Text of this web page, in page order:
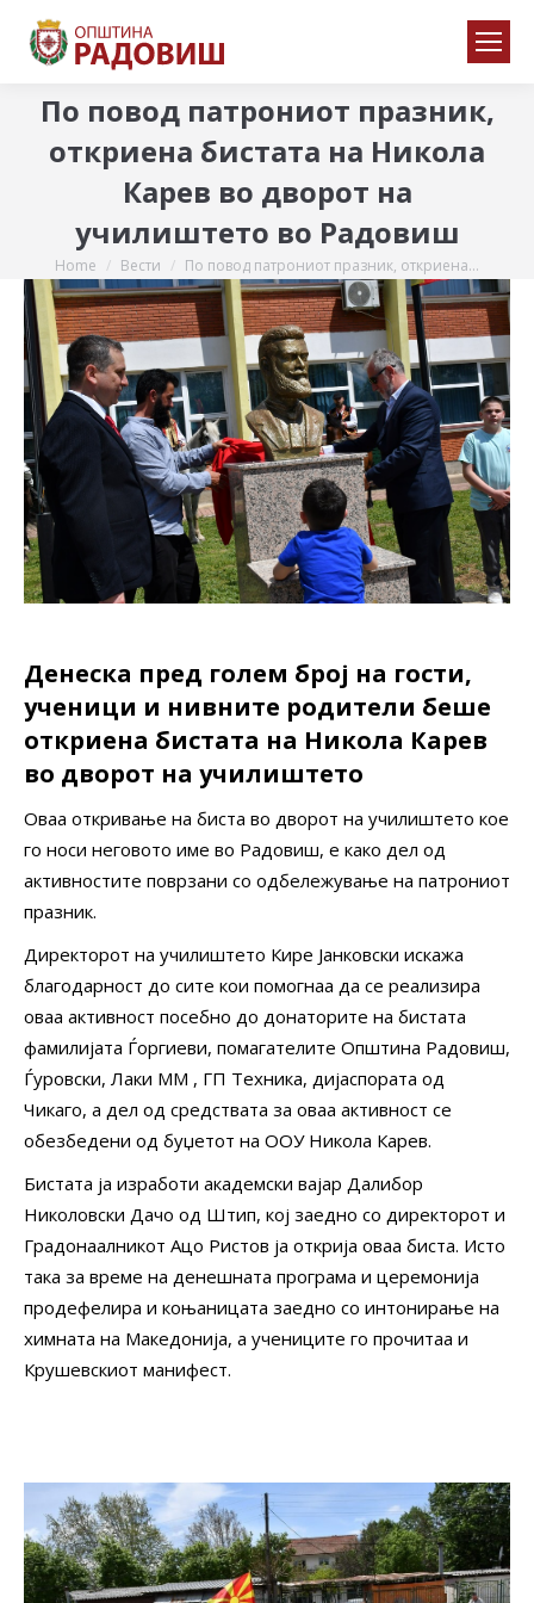
По повод патрониот празник,
oткриена бистата на Никола
Карев во дворот на
училиштето во Радовиш
You are here:
Home Вести По повод патрониот празник, oткриена…
Денеска пред голем број на гости,
ученици и нивните родители беше
откриена бистата на Никола Карев
во дворот на училиштето
Оваа откривање на биста во дворот на училиштето кое
го носи неговото име во Радовиш, е како дел од
активностите поврзани со одбележување на патрониот
празник.
Директорот на училиштето Кире Јанковски искажа
благодарност до сите кои помогнаа да се реализира
оваа активност посебно до донаторите на бистата
фамилијата Ѓоргиеви, помагателите Општина Радовиш,
Ѓуровски, Лаки ММ , ГП Техника, дијаспората од
Чикаго, а дел од средствата за оваа активност се
обезбедени од буџетот на ООУ Никола Карев.
Бистата ја изработи академски вајар Далибор
Николовски Дачо од Штип, кој заедно со директорот и
Градонаалникот Ацо Ристов ја открија оваа биста. Исто
така за време на денешната програма и церемонија
продефелира и коњаницата заедно со интонирање на
химната на Македонија, а учениците го прочитаа и
Крушевскиот манифест.